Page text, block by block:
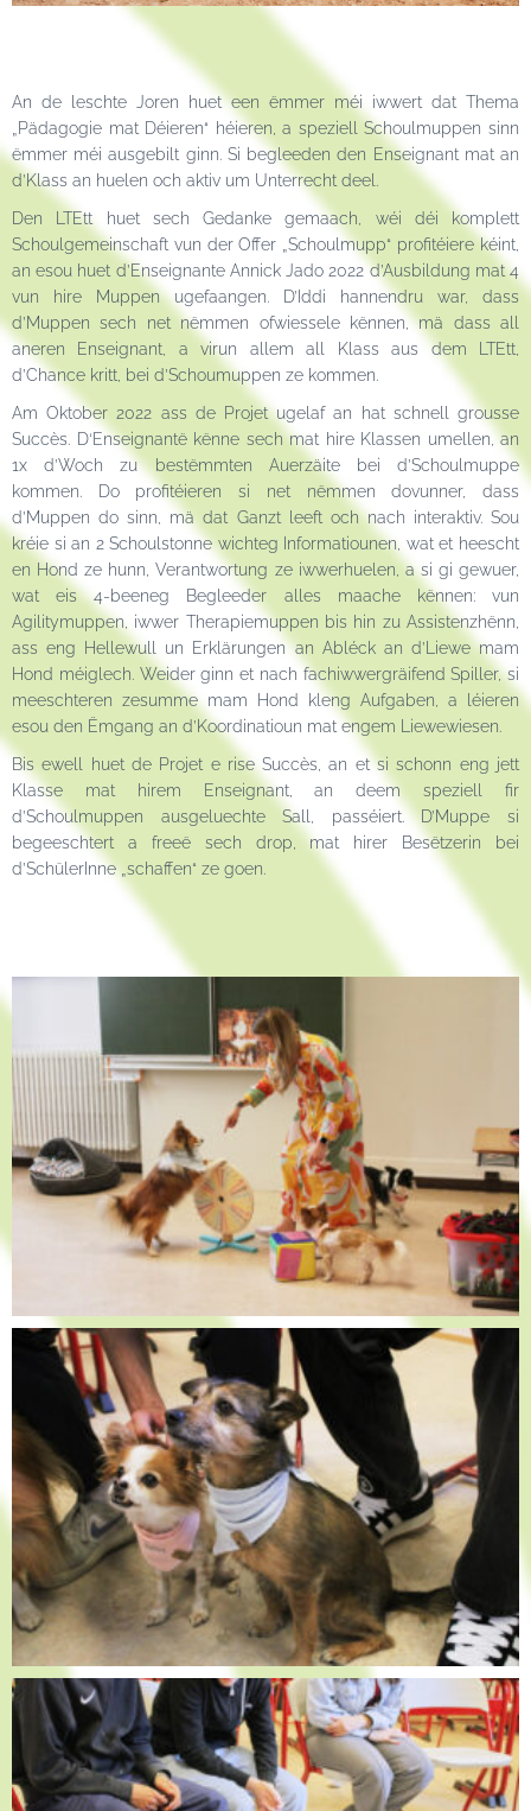
An de leschte Joren huet een ëmmer méi iwwert dat Thema
„Pädagogie mat Déieren“ héieren, a speziell Schoulmuppen sinn
ëmmer méi ausgebilt ginn. Si begleeden den Enseignant mat an
d’Klass an huelen och aktiv um Unterrecht deel.
Den LTEtt huet sech Gedanke gemaach, wéi déi komplett
Schoulgemeinschaft vun der Offer „Schoulmupp“ profitéiere kéint,
an esou huet d’Enseignante Annick Jado 2022 d’Ausbildung mat 4
vun hire Muppen ugefaangen. D’Iddi hannendru war, dass
d’Muppen sech net nëmmen ofwiessele kënnen, mä dass all
aneren Enseignant, a virun allem all Klass aus dem LTEtt,
d’Chance kritt, bei d’Schoumuppen ze kommen.
Am Oktober 2022 ass de Projet ugelaf an hat schnell grousse
Succès. D‘Enseignantë kënne sech mat hire Klassen umellen, an
1x d’Woch zu bestëmmten Auerzäite bei d’Schoulmuppe
kommen. Do profitéieren si net nëmmen dovunner, dass
d’Muppen do sinn, mä dat Ganzt leeft och nach interaktiv. Sou
kréie si an 2 Schoulstonne wichteg Informatiounen, wat et heescht
en Hond ze hunn, Verantwortung ze iwwerhuelen, a si gi gewuer,
wat eis 4-beeneg Begleeder alles maache kënnen: vun
Agilitymuppen, iwwer Therapiemuppen bis hin zu Assistenzhënn,
ass eng Hellewull un Erklärungen an Abléck an d’Liewe mam
Hond méiglech. Weider ginn et nach fachiwwergräifend Spiller, si
meeschteren zesumme mam Hond kleng Aufgaben, a léieren
esou den Ëmgang an d’Koordinatioun mat engem Liewewiesen.
Bis ewell huet de Projet e rise Succès, an et si schonn eng jett
Klasse mat hirem Enseignant, an deem speziell fir
d’Schoulmuppen ausgeluechte Sall, passéiert. D’Muppe si
begeeschtert a freeë sech drop, mat hirer Besëtzerin bei
d’SchülerInne „schaffen“ ze goen.